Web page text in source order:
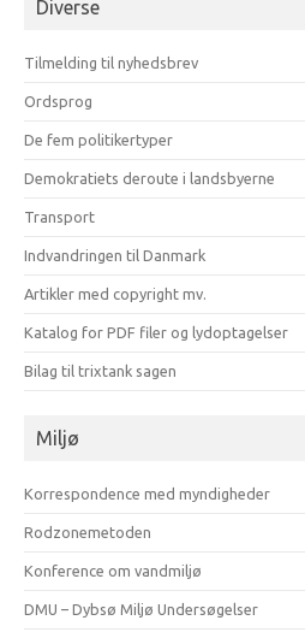
måneder
Diverse
Tilmelding til nyhedsbrev
Ordsprog
De fem politikertyper
Demokratiets deroute i landsbyerne
Transport
Indvandringen til Danmark
Artikler med copyright mv.
Katalog for PDF filer og lydoptagelser
Bilag til trixtank sagen
Miljø
Korrespondence med myndigheder
Rodzonemetoden
Konference om vandmiljø
DMU – Dybsø Miljø Undersøgelser